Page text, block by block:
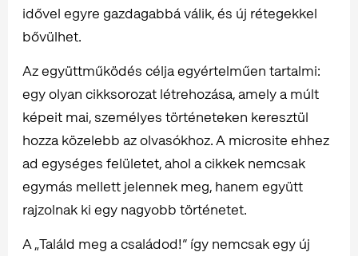
idővel egyre gazdagabbá válik, és új rétegekkel
bővülhet.
Az együttműködés célja egyértelműen tartalmi:
egy olyan cikksorozat létrehozása, amely a múlt
képeit mai, személyes történeteken keresztül
hozza közelebb az olvasókhoz. A microsite ehhez
ad egységes felületet, ahol a cikkek nemcsak
egymás mellett jelennek meg, hanem együtt
rajzolnak ki egy nagyobb történetet.
A „Találd meg a családod!” így nemcsak egy új